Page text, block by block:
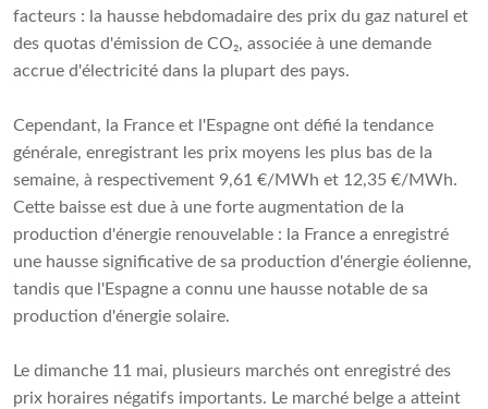
facteurs : la hausse hebdomadaire des prix du gaz naturel et
des quotas d'émission de CO₂, associée à une demande
accrue d'électricité dans la plupart des pays.
Cependant, la France et l'Espagne ont défié la tendance
générale, enregistrant les prix moyens les plus bas de la
semaine, à respectivement 9,61 €/MWh et 12,35 €/MWh.
Cette baisse est due à une forte augmentation de la
production d'énergie renouvelable : la France a enregistré
une hausse significative de sa production d'énergie éolienne,
tandis que l'Espagne a connu une hausse notable de sa
production d'énergie solaire.
Le dimanche 11 mai, plusieurs marchés ont enregistré des
prix horaires négatifs importants. Le marché belge a atteint